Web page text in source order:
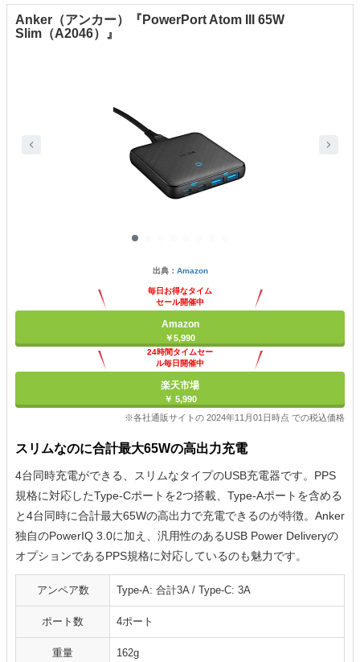
Anker（アンカー）『PowerPort Atom III 65W
Slim（A2046）』
出典： Amazon
毎日お得なタイム
セール開催中
Amazon
￥5,990
24時間タイムセー
ル毎日開催中
楽天市場
￥ 5,990
※各社通販サイトの 2024年11月01日時点 での税込価格
スリムなのに合計最大65Wの高出力充電
4台同時充電ができる、スリムなタイプのUSB充電器です。PPS
規格に対応したType-Cポートを2つ搭載、Type-Aポートを含める
と4台同時に合計最大65Wの高出力で充電できるのが特徴。Anker
独自のPowerIQ 3.0に加え、汎用性のあるUSB Power Deliveryの
オプションであるPPS規格に対応しているのも魅力です。
アンペア数 Type-A: 合計3A / Type-C: 3A
ポート数 4ポート
重量 162g